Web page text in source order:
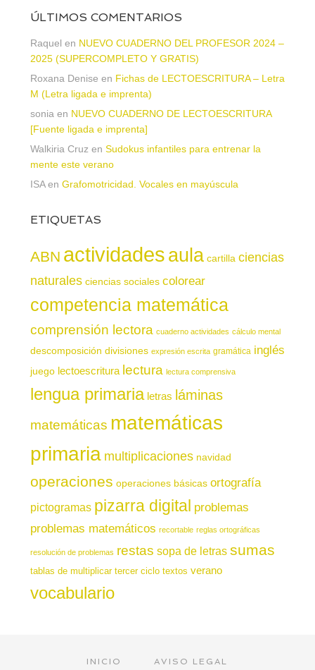
ÚLTIMOS COMENTARIOS
Raquel en NUEVO CUADERNO DEL PROFESOR 2024 –
2025 (SUPERCOMPLETO Y GRATIS)
Roxana Denise en Fichas de LECTOESCRITURA – Letra
M (Letra ligada e imprenta)
sonia en NUEVO CUADERNO DE LECTOESCRITURA
[Fuente ligada e imprenta]
Walkiria Cruz en Sudokus infantiles para entrenar la
mente este verano
ISAen Grafomotricidad. Vocales en mayúscula
ETIQUETAS
ABN actividadesaula cartilla ciencias
naturales ciencias sociales colorear
competencia matemática
comprensión lectora cuaderno actividades cálculo mental
descomposición divisiones expresión escrita gramática inglés
juego lectoescritura lectura lectura comprensiva
lengua primaria letras láminas
matemáticas matemáticas
primaria multiplicaciones navidad
operaciones operaciones básicas ortografía
pictogramas pizarra digital problemas
problemas matemáticos recortable reglas ortográficas
resolución de problemas restas sopa de letras sumas
tablas de multiplicar tercer ciclo textos verano
vocabulario
INICIO AVISO LEGAL